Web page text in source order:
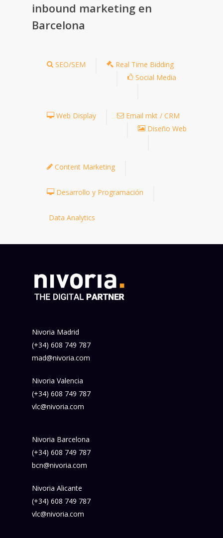
inbound marketing en
Barcelona
SEO/SEM
Real Time Bidding
Social Media
Web Display
Email mkt / CRM
Diseño Web
Content Marketing
Desarrollo y Programación
Data Analytics
Nivoria Madrid
(+34) 608 749 787
mad@nivoria.com
Nivoria Valencia
(+34) 608 749 787
vlc@nivoria.com
Nivoria Barcelona
(+34) 608 749 787
bcn@nivoria.com
Nivoria Alicante
(+34) 608 749 787
vlc@nivoria.com